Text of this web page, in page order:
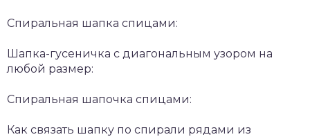
Спиральная шапка спицами:
Шапка-гусеничка с диагональным узором на
любой размер:
Спиральная шапочка спицами:
Как связать шапку по спирали рядами из